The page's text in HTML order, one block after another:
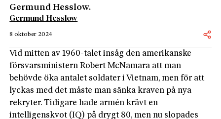
Germund Hesslow.
Germund Hesslow
8 oktober 2024
Vid mitten av 1960-talet insåg den amerikanske
försvarsministern Robert McNamara att man
behövde öka antalet soldater i Vietnam, men för att
lyckas med det måste man sänka kraven på nya
rekryter. Tidigare hade armén krävt en
intelligenskvot (IQ) på drygt 80, men nu slopades